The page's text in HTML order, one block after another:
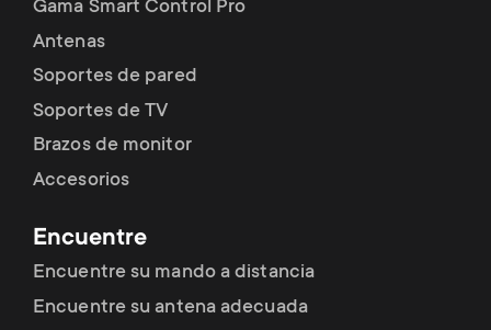
Gama Smart Control Pro
Antenas
Soportes de pared
Soportes de TV
Brazos de monitor
Accesorios
Encuentre
Encuentre su mando a distancia
Encuentre su antena adecuada